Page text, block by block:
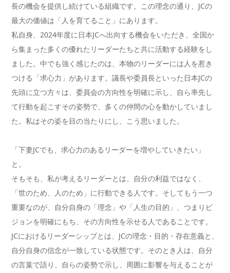
長の機会を提供し続けている組織です。この理念の通り、JCの
最大の価値は「人を育てること」にあります。
私自身、2024年度に日本JCへ出向する機会をいただき、全国か
ら集まった多くの優れたリーダーたちと共に活動する経験をし
ました。中でも強く感じたのは、本物のリーダーには人を惹き
つける「求心力」があります。議長や委員長といった日本JCの
先頭に立つ方々は、委員会の方向性を明確に示し、自ら率先し
て行動を起こすその姿勢で、多くの仲間の心を動かしていまし
た。私はその姿を目の当たりにし、こう思いました。
「下妻JCでも、求心力のあるリーダーを増やしていきたい」
と。
そもそも、私が考えるリーダーとは、自分の利益ではなく、
「世のため、人のため」に行動できる人です。そしてもう一つ
重要なのが、自分自身の「理念」や「人生の目的」、つまりビ
ジョンを明確にもち、その方向性を示せる人であることです。
JCにおけるリーダーシップとは、JCの理念・目的・存在意義と、
自分自身の信念が一致している状態です。そのとき人は、自分
の言葉で語り、自らの姿勢で示し、周囲に影響を与えることが